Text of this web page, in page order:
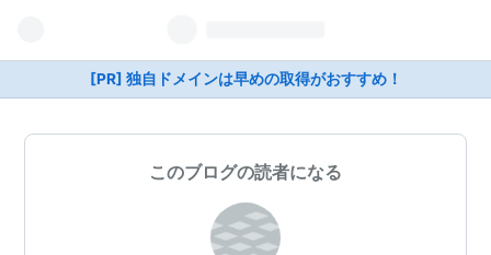
[PR] 独自ドメインは早めの取得がおすすめ！
このブログの読者になる